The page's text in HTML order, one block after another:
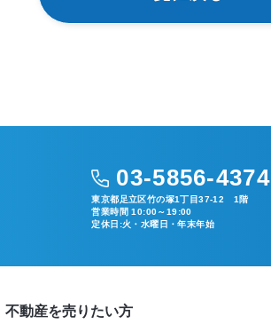
03-5856-4374
東京都足立区竹の塚1丁目37-12 1階
営業時間 10:00～19:00
定休日:火・水曜日・年末年始
不動産を売りたい方